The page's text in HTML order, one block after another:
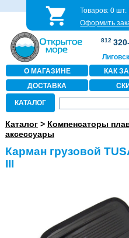
Товаров:0 шт.
Оформить
812
О МАГАЗИНЕ
КАК
ДОСТАВКА
КАТАЛОГ
Каталог> Компенсаторы
аксессуары
Карман грузовой
III